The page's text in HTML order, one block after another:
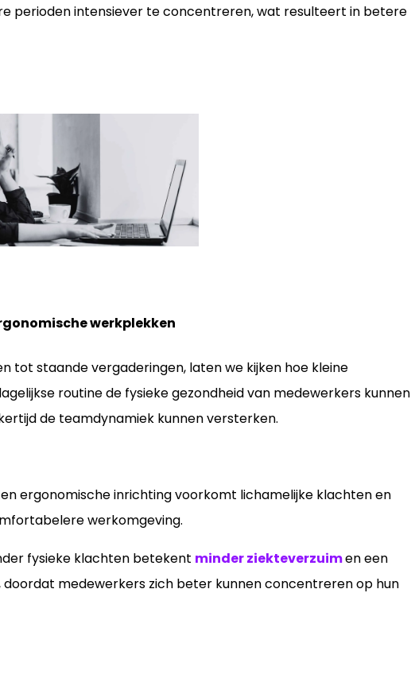
perioden intensiever te concentreren, wat resulteert in betere
werkplekken
tot staande vergaderingen, laten we kijken hoe kleine
routine de fysieke gezondheid van medewerkers kunnen
de teamdynamiek kunnen versterken.
ergonomische inrichting voorkomt lichamelijke klachten en
werkomgeving.
fysieke klachten betekent minder ziekteverzuimen een
medewerkers zich beter kunnen concentreren op hun